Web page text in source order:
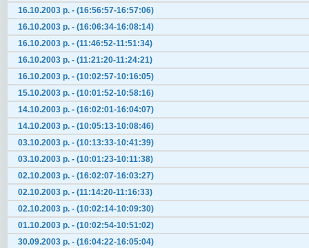
16.10.2003 р. - (16:56:57-16:57:06)
16.10.2003 р. - (16:06:34-16:08:14)
16.10.2003 р. - (11:46:52-11:51:34)
16.10.2003 р. - (11:21:20-11:24:21)
16.10.2003 р. - (10:02:57-10:16:05)
15.10.2003 р. - (10:01:52-10:58:16)
14.10.2003 р. - (16:02:01-16:04:07)
14.10.2003 р. - (10:05:13-10:08:46)
03.10.2003 р. - (10:13:33-10:41:39)
03.10.2003 р. - (10:01:23-10:11:38)
02.10.2003 р. - (16:02:07-16:03:27)
02.10.2003 р. - (11:14:20-11:16:33)
02.10.2003 р. - (10:02:14-10:09:30)
01.10.2003 р. - (10:02:54-10:51:02)
30.09.2003 р. - (16:04:22-16:05:04)